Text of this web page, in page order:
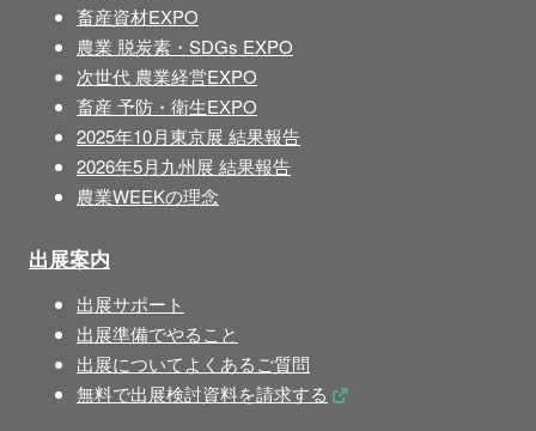
畜産資材EXPO
農業 脱炭素・SDGs EXPO
次世代 農業経営EXPO
畜産 予防・衛生EXPO
2025年10月東京展 結果報告
2026年5月九州展 結果報告
農業WEEKの理念
出展案内
出展サポート
出展準備でやること
出展についてよくあるご質問
無料で出展検討資料を請求する